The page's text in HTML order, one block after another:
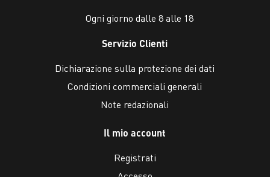
Ogni giorno dalle 8 alle 18
Servizio Clienti
Dichiarazione sulla protezione dei dati
Condizioni commerciali generali
Note redazionali
Il mio account
Registrati